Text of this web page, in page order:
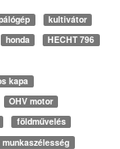
kultivátor
honda
HECHT 796
kapa
OHV motor
földművelés
munkaszélesség